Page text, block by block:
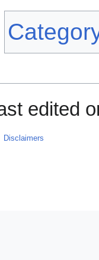
edited
Disclaimers